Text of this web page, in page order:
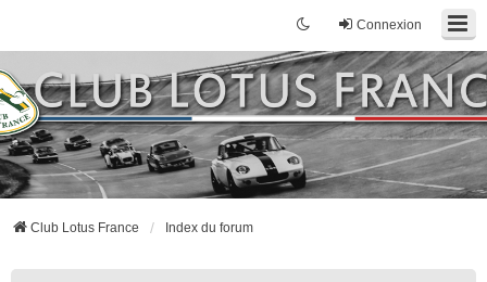
Connexion
Club Lotus France Index du forum